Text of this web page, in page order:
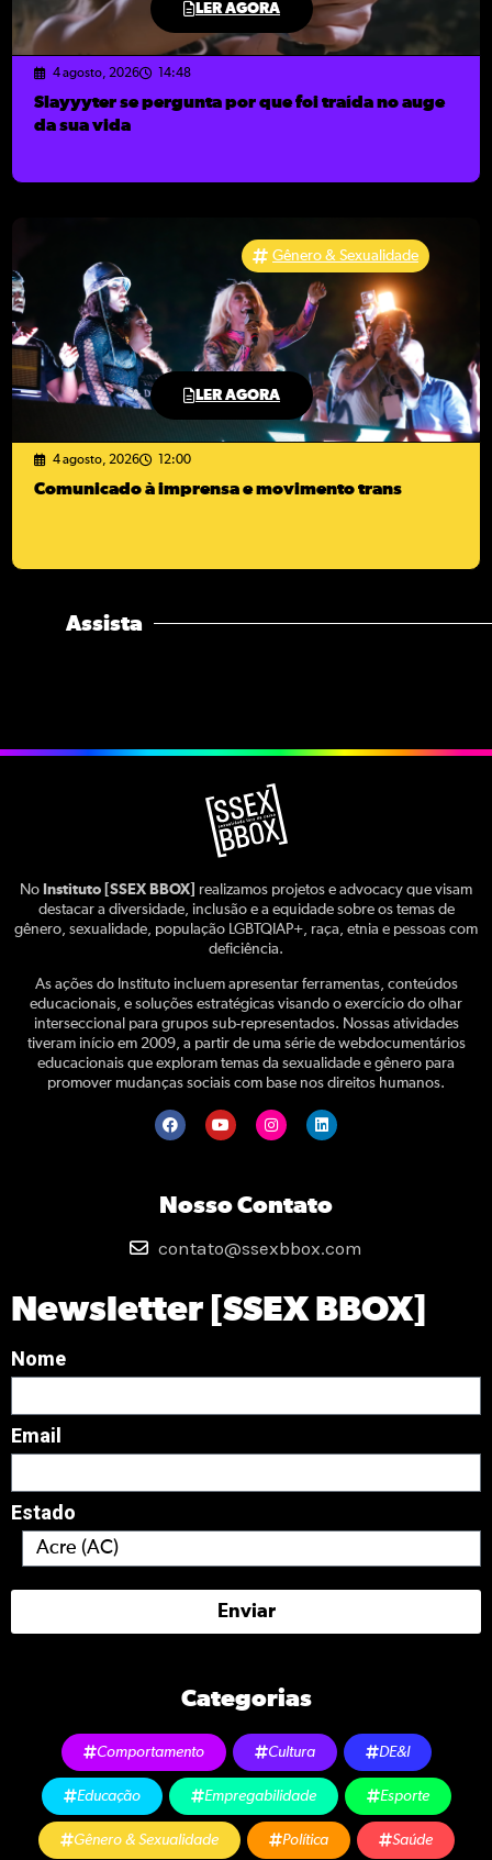
LER AGORA
4 agosto, 2026 14:48
Slayyyter se pergunta por que foi traída no auge
da sua vida
LER AGORA
Gênero & Sexualidade
4 agosto, 2026 12:00
Comunicado à imprensa e movimento trans
Assista
No Instituto [SSEX BBOX]
realizamos projetos e advocacy que visam
destacar a diversidade, inclusão e a equidade sobre os temas de
gênero, sexualidade, população LGBTQIAP+, raça, etnia e pessoas com
deficiência.
As ações do Instituto incluem apresentar ferramentas, conteúdos
educacionais, e soluções estratégicas visando o exercício do olhar
interseccional para grupos sub-representados. Nossas atividades
tiveram início em 2009, a partir de uma série de webdocumentários
educacionais que exploram temas da sexualidade e gênero para
promover mudanças sociais com base nos direitos humanos.
Nosso Contato
contato@ssexbbox.com
Newsletter [SSEX BBOX]
Nome
Email
Estado
Enviar
Categorias
Comportamento Cultura DE&I
Educação Empregabilidade Esporte
Gênero & Sexualidade Política Saúde